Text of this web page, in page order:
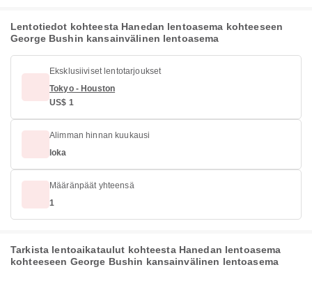
Lentotiedot kohteesta Hanedan lentoasema kohteeseen
George Bushin kansainvälinen lentoasema
Eksklusiiviset lentotarjoukset
Tokyo - Houston
US$ 1
Alimman hinnan kuukausi
loka
Määränpäät yhteensä
1
Tarkista lentoaikataulut kohteesta Hanedan lentoasema
kohteeseen George Bushin kansainvälinen lentoasema